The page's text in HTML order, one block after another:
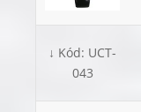
↓ Kód: UCT-
043